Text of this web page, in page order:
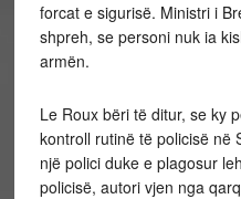
forcat e sigurisë. Ministri i
shpreh, se personi nuk ia
armën.
Le Roux bëri të ditur, se ky
kontroll rutinë të policisë në
një polici duke e plagosur
policisë, autori vjen nga